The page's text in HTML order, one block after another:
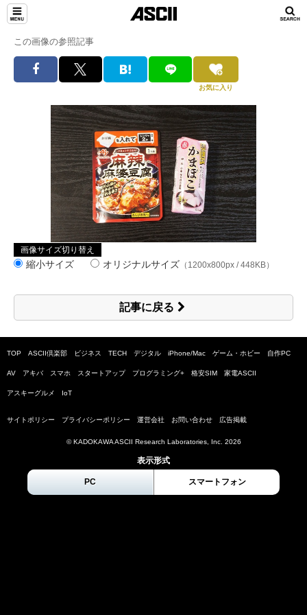
この画像の参照記事
お気に入り
画像サイズ切り替え
縮小サイズ オリジナルサイズ （1200x800px / 448KB）
記事に戻る
TOP ASCII倶楽部 ビジネス TECH デジタル iPhone/Mac ゲーム・ホビー 自作PC
AV アキバ スマホ スタートアップ プログラミング+ 格安SIM 家電ASCII
アスキーグルメ IoT
サイトポリシー プライバシーポリシー 運営会社 お問い合わせ 広告掲載
© KADOKAWA ASCII Research Laboratories, Inc. 2026
表示形式
PC スマートフォン